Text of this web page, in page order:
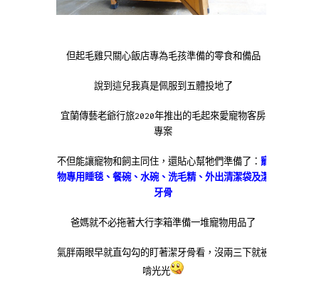
但起毛雞只關心飯店專為毛孩準備的零食和備品
說到這兒我真是佩服到五體投地了
宜蘭傳藝老爺行旅2020年推出的毛起來愛寵物客房
專案
不但能讓寵物和飼主同住，還貼心幫牠們準備了： 寵
物專用睡毯、餐碗、水碗、洗毛精、外出清潔袋及潔
牙骨
爸媽就不必拖著大行李箱準備一堆寵物用品了
氣胖兩眼早就直勾勾的盯著潔牙骨看，沒兩三下就被
啃光光